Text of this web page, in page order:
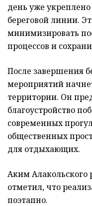
день уже
береговой линии.
минимизировать
процессов и
После завершения
мероприятий
территории. Он
благоустройство
современных
общественных
для отдыхающих.
Аким Алакольского
отметил, что
поэтапно.